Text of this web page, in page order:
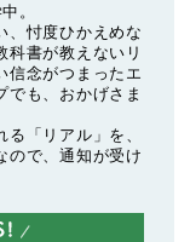
。
、忖度ひかえめな
科書が教えないリ
信念がつまったエ
でも、おかげさま
「リアル」を、
ので、通知が受け